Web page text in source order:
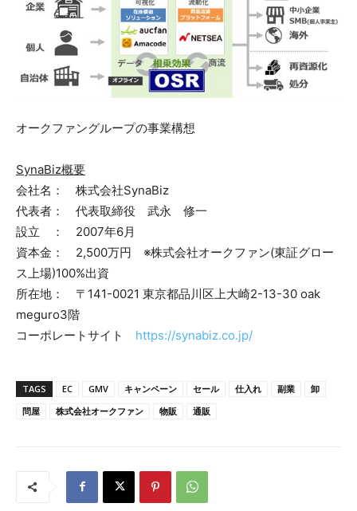
オークファングループの事業構想
SynaBiz概要
会社名： 株式会社SynaBiz
代表者： 代表取締役 武永 修一
設立 ： 2007年6月
資本金： 2,500万円 ※株式会社オークファン(東証グロー
ス上場)100%出資
所在地： 〒141-0021 東京都品川区上大崎2-13-30 oak
meguro3階
コーポレートサイト https://synabiz.co.jp/
TAGS EC GMV キャンペーン セール 仕入れ 副業
卸
問屋
株式会社オークファン 物販 通販